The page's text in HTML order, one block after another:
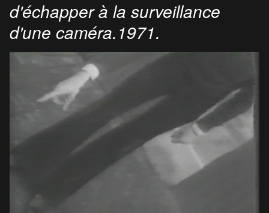
d'échapper à la surveillance
d'une caméra.1971.